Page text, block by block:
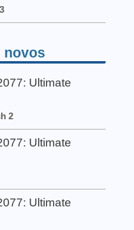
novos
Ultimate
2
Ultimate
Ultimate